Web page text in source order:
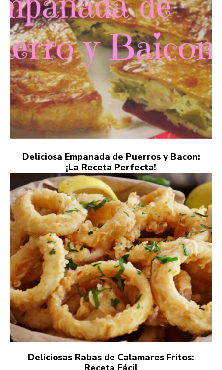
Deliciosa Empanada de Puerros y Bacon:
¡La Receta Perfecta!
Deliciosas Rabas de Calamares Fritos:
Receta Fácil